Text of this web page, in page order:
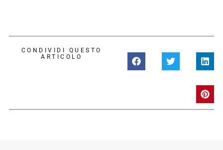
CONDIVIDI QUESTO
ARTICOLO